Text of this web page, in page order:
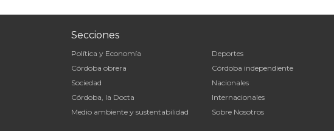
Secciones
Política y Economía
Córdoba obrera
Sociedad
Córdoba, la Docta
Medio ambiente y sustentabilidad
Deportes
Córdoba independiente
Nacionales
Internacionales
Sobre Nosotros